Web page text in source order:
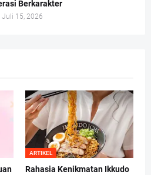
Berkarakter
Juli 15, 2026
ARTIKEL
Rahasia Kenikmatan Ikkudo